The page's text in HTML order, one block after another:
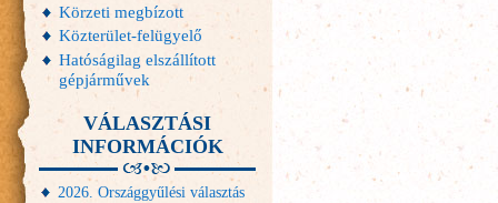
Körzeti megbízott
Közterület-felügyelő
Hatóságilag elszállított
gépjárművek
VÁLASZTÁSI
INFORMÁCIÓK
2026. Országgyűlési választás